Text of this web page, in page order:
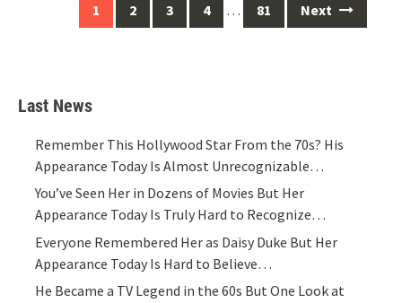
navigation
1 2 3 4 … 81 Next
Last News
Remember This Hollywood Star From the 70s? His
Appearance Today Is Almost Unrecognizable…
You’ve Seen Her in Dozens of Movies But Her
Appearance Today Is Truly Hard to Recognize…
Everyone Remembered Her as Daisy Duke But Her
Appearance Today Is Hard to Believe…
He Became a TV Legend in the 60s But One Look at